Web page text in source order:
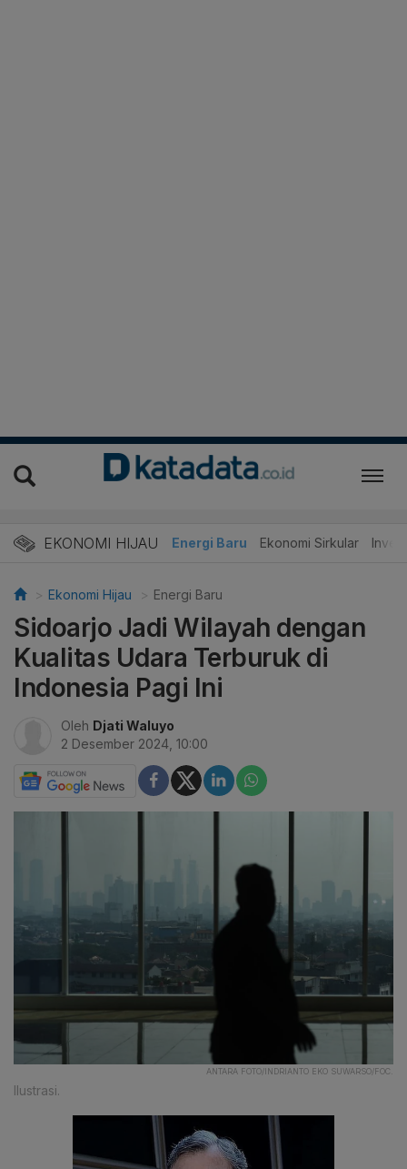
EKONOMI HIJAU Energi Baru Ekonomi Sirkular
Ekonomi Hijau Energi Baru
Sidoarjo Jadi Wilayah dengan
Kualitas Udara Terburuk di
Indonesia Pagi Ini
Oleh Djati Waluyo
2 Desember 2024, 10:00
ANTARA FOTO/INDRIANTO EKO SUWARSO/FOC.
Ilustrasi.